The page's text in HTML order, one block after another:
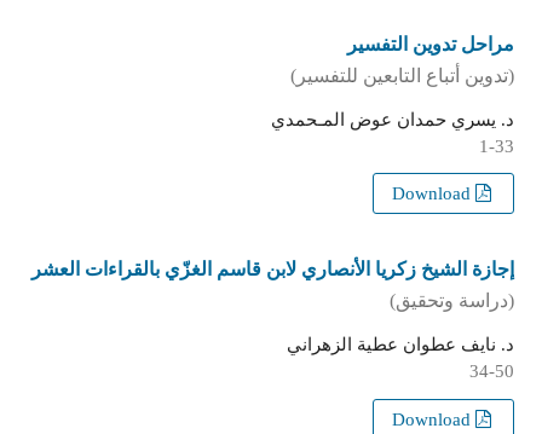
مراحل تدوين التفسير
(تدوين أتباع التابعين للتفسير)
د. يسري حمدان عوض المـحمدي
1-33
إجازة الشيخ زكريا الأنصاري لابن قاسم الغزّي بالقراءات العشر
(دراسة وتحقيق)
د. نايف عطوان عطية الزهراني
34-50